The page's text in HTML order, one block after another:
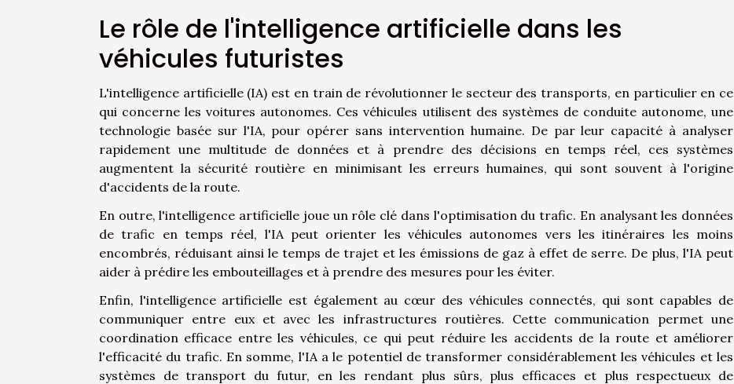
Le rôle de l'intelligence artificielle dans les
véhicules futuristes
L'intelligence artificielle (IA) est en train de révolutionner le secteur des transports, en particulier en ce
qui concerne les voitures autonomes. Ces véhicules utilisent des systèmes de conduite autonome, une
technologie basée sur l'IA, pour opérer sans intervention humaine. De par leur capacité à analyser
rapidement une multitude de données et à prendre des décisions en temps réel, ces systèmes
augmentent la sécurité routière en minimisant les erreurs humaines, qui sont souvent à l'origine
d'accidents de la route.
En outre, l'intelligence artificielle joue un rôle clé dans l'optimisation du trafic. En analysant les données
de trafic en temps réel, l'IA peut orienter les véhicules autonomes vers les itinéraires les moins
encombrés, réduisant ainsi le temps de trajet et les émissions de gaz à effet de serre. De plus, l'IA peut
aider à prédire les embouteillages et à prendre des mesures pour les éviter.
Enfin, l'intelligence artificielle est également au cœur des véhicules connectés, qui sont capables de
communiquer entre eux et avec les infrastructures routières. Cette communication permet une
coordination efficace entre les véhicules, ce qui peut réduire les accidents de la route et améliorer
l'efficacité du trafic. En somme, l'IA a le potentiel de transformer considérablement les véhicules et les
systèmes de transport du futur, en les rendant plus sûrs, plus efficaces et plus respectueux de